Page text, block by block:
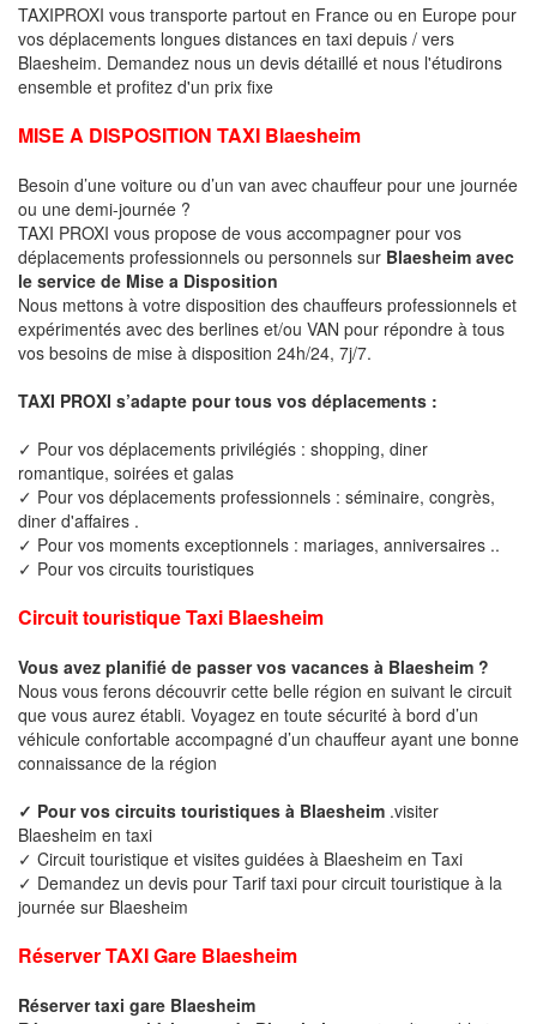
TAXIPROXI vous transporte partout en France ou en Europe pour
vos déplacements longues distances en taxi depuis / vers
Blaesheim. Demandez nous un devis détaillé et nous l'étudirons
ensemble et profitez d'un prix fixe
MISE A DISPOSITION TAXI Blaesheim
Besoin d’une voiture ou d’un van avec chauffeur pour une journée
ou une demi-journée ?
TAXI PROXI vous propose de vous accompagner pour vos
déplacements professionnels ou personnels sur Blaesheim avec
le service de Mise a Disposition
Nous mettons à votre disposition des chauffeurs professionnels et
expérimentés avec des berlines et/ou VAN pour répondre à tous
vos besoins de mise à disposition 24h/24, 7j/7.
TAXI PROXI s’adapte pour tous vos déplacements :
✓ Pour vos déplacements privilégiés : shopping, diner
romantique, soirées et galas
✓ Pour vos déplacements professionnels : séminaire, congrès,
diner d'affaires .
✓ Pour vos moments exceptionnels : mariages, anniversaires ..
✓ Pour vos circuits touristiques
Circuit touristique Taxi Blaesheim
Vous avez planifié de passer vos vacances à Blaesheim ?
Nous vous ferons découvrir cette belle région en suivant le circuit
que vous aurez établi. Voyagez en toute sécurité à bord d’un
véhicule confortable accompagné d’un chauffeur ayant une bonne
connaissance de la région
✓ Pour vos circuits touristiques à Blaesheim .visiter
Blaesheim en taxi
✓ Circuit touristique et visites guidées à Blaesheim en Taxi
✓ Demandez un devis pour Tarif taxi pour circuit touristique à la
journée sur Blaesheim
Réserver TAXI Gare Blaesheim
Réserver taxi gare Blaesheim